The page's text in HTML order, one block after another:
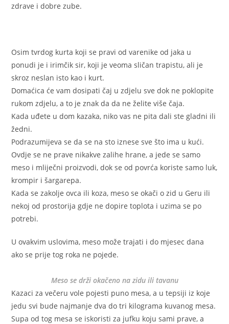
zdrave i dobre zube.
Osim tvrdog kurta koji se pravi od varenike od jaka u
ponudi je i irimčik sir, koji je veoma sličan trapistu, ali je
skroz neslan isto kao i kurt.
Domaćica će vam dosipati čaj u zdjelu sve dok ne poklopite
rukom zdjelu, a to je znak da da ne želite više čaja.
Kada uđete u dom kazaka, niko vas ne pita dali ste gladni ili
žedni.
Podrazumijeva se da se na sto iznese sve što ima u kući.
Ovdje se ne prave nikakve zalihe hrane, a jede se samo
meso i mliječni proizvodi, dok se od povrća koriste samo luk,
krompir i šargarepa.
Kada se zakolje ovca ili koza, meso se okači o zid u Geru ili
nekoj od prostorija gdje ne dopire toplota i uzima se po
potrebi.
U ovakvim uslovima, meso može trajati i do mjesec dana
ako se prije tog roka ne pojede.
Meso se drži okačeno na zidu ili tavanu
Kazaci za večeru vole pojesti puno mesa, a u tepsiji iz koje
jedu svi bude najmanje dva do tri kilograma kuvanog mesa.
Supa od tog mesa se iskoristi za jufku koju sami prave, a